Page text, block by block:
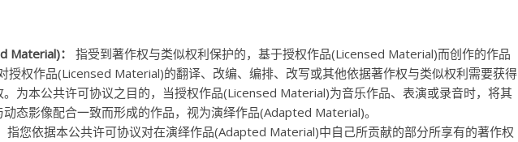
Material)：
指受到著作权与类似权利保护的，基于授权作品(Licensed Material)而创作的作品
授权作品(Licensed Material)的翻译、改编、编排、改写或其他依据著作权与类似权利需要获得
。为本公共许可协议之目的，当授权作品(Licensed Material)为音乐作品、表演或录音时，将其
态影像配合一致而形成的作品，视为演绎作品(Adapted Material)。
指您依据本公共许可协议对在演绎作品(Adapted Material)中自己所贡献的部分所享有的著作权